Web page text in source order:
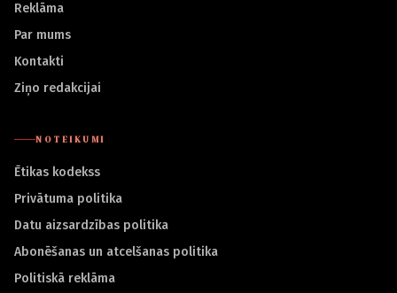
Reklāma
Par mums
Kontakti
Ziņo redakcijai
NOTEIKUMI
Ētikas kodekss
Privātuma politika
Datu aizsardzības politika
Abonēšanas un atcelšanas politika
Politiskā reklāma